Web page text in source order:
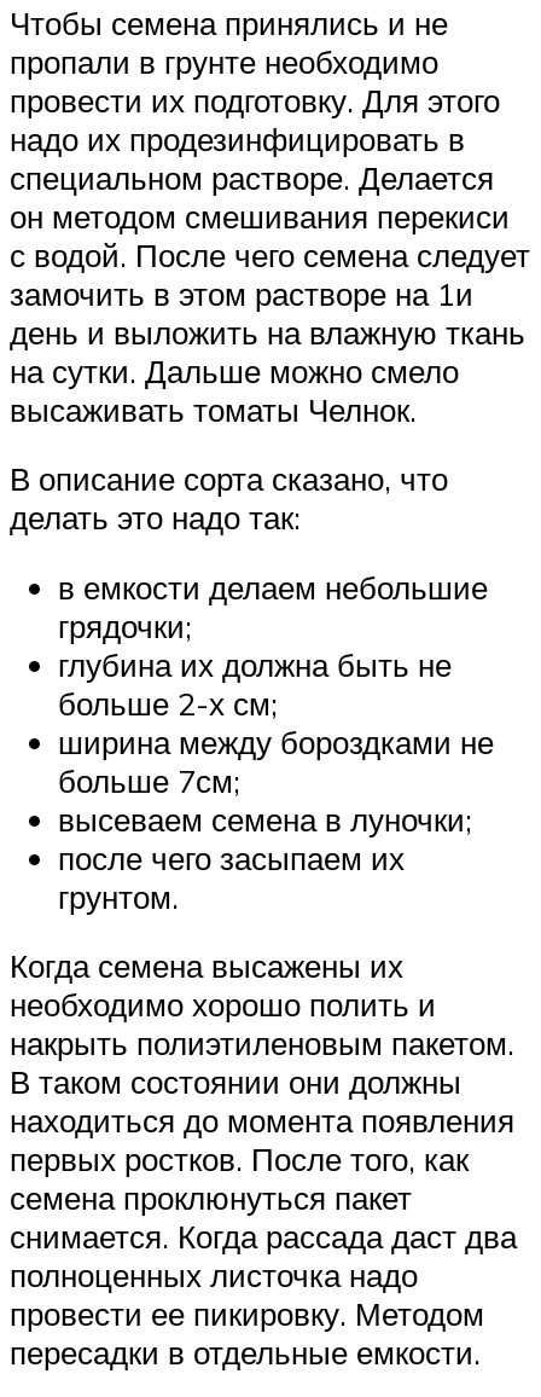
Чтобы семена принялись и не
пропали в грунте необходимо
провести их подготовку. Для этого
надо их продезинфицировать в
специальном растворе. Делается
он методом смешивания перекиси
с водой. После чего семена следует
замочить в этом растворе на 1и
день и выложить на влажную ткань
на сутки. Дальше можно смело
высаживать томаты Челнок.
В описание сорта сказано, что
делать это надо так:
в емкости делаем небольшие
грядочки;
глубина их должна быть не
больше 2-х см;
ширина между бороздками не
больше 7см;
высеваем семена в луночки;
после чего засыпаем их
грунтом.
Когда семена высажены их
необходимо хорошо полить и
накрыть полиэтиленовым пакетом.
В таком состоянии они должны
находиться до момента появления
первых ростков. После того, как
семена проклюнуться пакет
снимается. Когда рассада даст два
полноценных листочка надо
провести ее пикировку. Методом
пересадки в отдельные емкости.